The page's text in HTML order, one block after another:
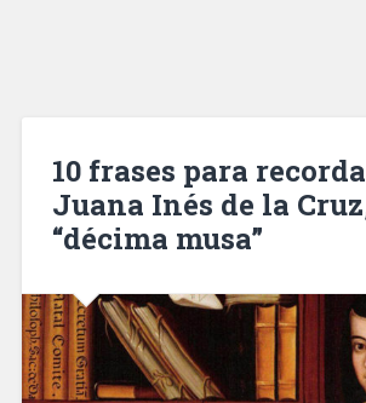
10 frases para
Juana Inés de la
“décima musa”